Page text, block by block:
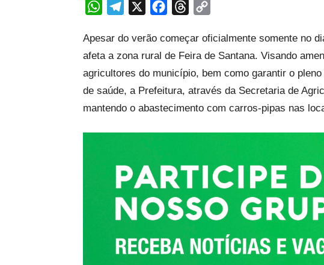
WhatsAppTelegram FacebookThreads
Apesar do verão começar oficialmente somente no
afeta a zona rural de Feira de Santana. Visando
agricultores do município, bem como garantir o
de saúde, a Prefeitura, através da Secretaria de
mantendo o abastecimento com carros-pipas nas